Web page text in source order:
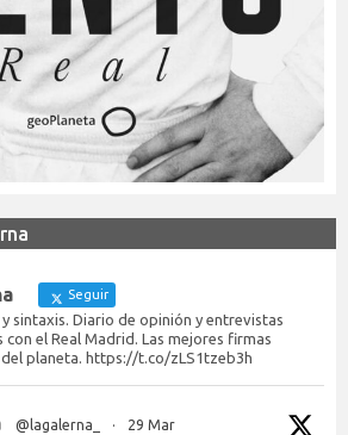
Seguir
sintaxis. Diario de opinión y entrevistas
con el Real Madrid. Las mejores firmas
planeta. https://t.co/zLS1tzeb3h
@lagalerna_ · 29 Mar